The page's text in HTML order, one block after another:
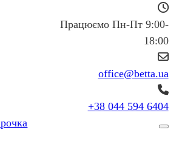
Працюємо Пн-Пт 9:00-
18:00
office@betta.ua
+38 044 594 6404